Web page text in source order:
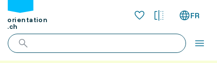
orientation
.ch
FR